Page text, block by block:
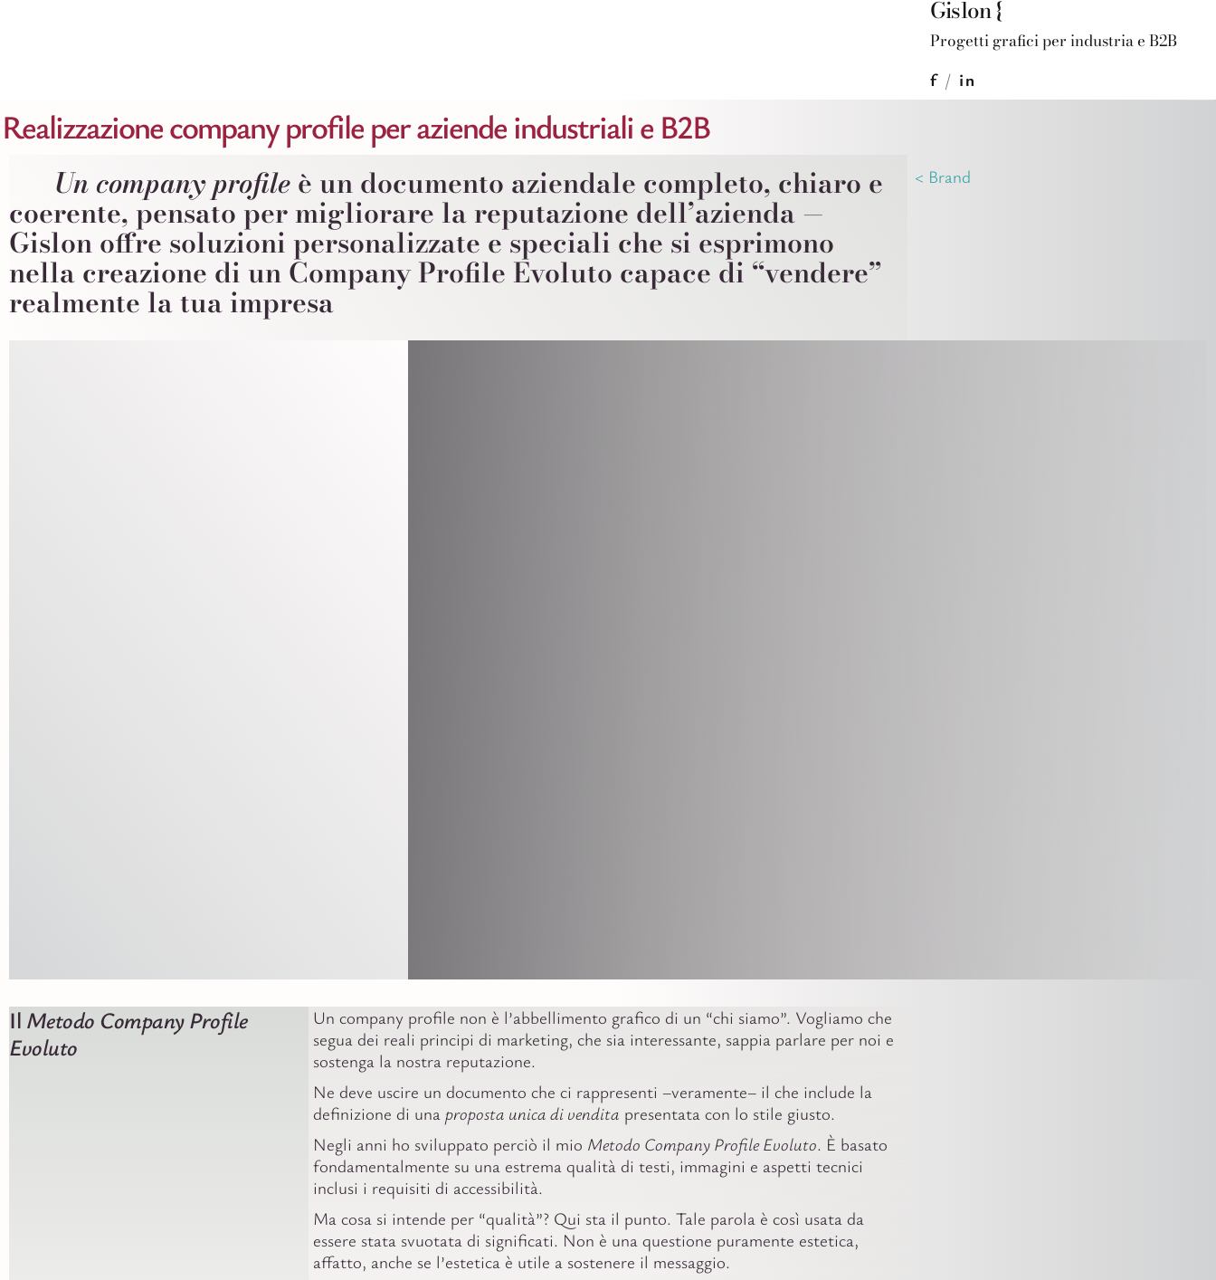
Gislon {
Progetti grafici per industria e B2B
f / in
Realizzazione company profile per aziende industriali e B2B
Un company profileè un documento aziendale completo, chiaro e
coerente, pensato per migliorare la reputazione dell’azienda —
Gislon offre soluzioni personalizzate e speciali che si esprimono
nella creazione di un Company Profile Evoluto capace di “vendere”
realmente la tua impresa
< Brand
Il Metodo Company Profile
Evoluto
Un company profile non è l’abbellimento grafico di un “chi siamo”. Vogliamo che
segua dei reali principi di marketing, che sia interessante, sappia parlare per noi e
sostenga la nostra reputazione.
Ne deve uscire un documento che ci rappresenti –veramente– il che include la
definizione di una proposta unica di vendita presentata con lo stile giusto.
Negli anni ho sviluppato perciò il mio Metodo Company Profile Evoluto. È basato
fondamentalmente su una estrema qualità di testi, immagini e aspetti tecnici
inclusi i requisiti di accessibilità.
Ma cosa si intende per “qualità”? Qui sta il punto. Tale parola è così usata da
essere stata svuotata di significati. Non è una questione puramente estetica,
affatto, anche se l’estetica è utile a sostenere il messaggio.